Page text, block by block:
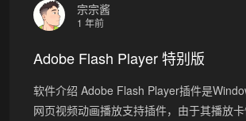
宗宗酱
1 年前
Adobe Flash Player 特别版
软件介绍 Adobe Flash Player插件是
网页视频动画播放支持插件，由于其播放